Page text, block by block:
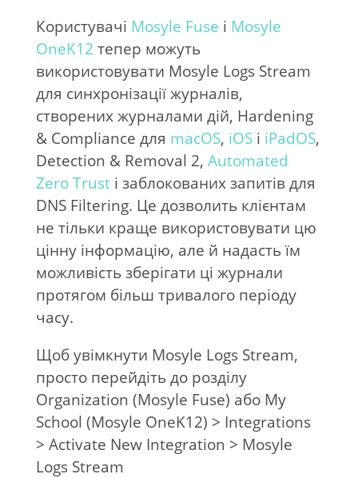
Користувачі Mosyle Fuse і Mosyle
OneK12 тепер можуть
використовувати Mosyle Logs Stream
для синхронізації журналів,
створених журналами дій, Hardening
& Compliance для macOS, iOSі iPadOS,
Detection & Removal 2, Automated
Zero Trustі заблокованих запитів для
DNS Filtering. Це дозволить клієнтам
не тільки краще використовувати цю
цінну інформацію, але й надасть їм
можливість зберігати ці журнали
протягом більш тривалого періоду
часу.
Щоб увімкнути Mosyle Logs Stream,
просто перейдіть до розділу
Organization (Mosyle Fuse) або My
School (Mosyle OneK12) > Integrations
> Activate New Integration > Mosyle
Logs Stream